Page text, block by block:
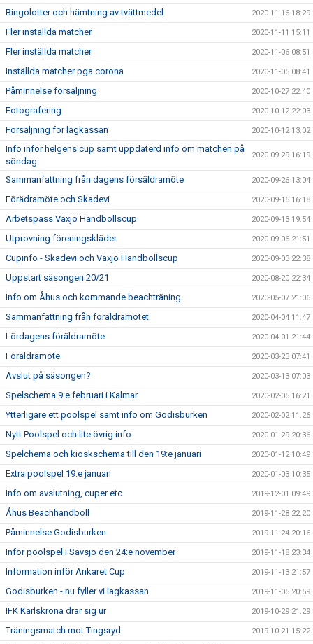
Bingolotter och hämtning av tvättmedel 2020-11-16 18:29
Fler inställda matcher 2020-11-11 15:11
Fler inställda matcher 2020-11-06 08:51
Inställda matcher pga corona 2020-11-05 08:41
Påminnelse försäljning 2020-10-27 22:40
Fotografering 2020-10-12 22:03
Försäljning för lagkassan 2020-10-12 13:02
Info inför helgens cup samt uppdaterd info om matchen på
söndag
2020-09-29 16:19
Sammanfattning från dagens försäldramöte 2020-09-26 13:04
Förädramöte och Skadevi 2020-09-16 16:18
Arbetspass Växjö Handbollscup 2020-09-13 19:54
Utprovning föreningskläder 2020-09-06 21:51
Cupinfo - Skadevi och Växjö Handbollscup 2020-09-03 22:38
Uppstart säsongen 20/21 2020-08-20 22:34
Info om Åhus och kommande beachträning 2020-05-07 21:06
Sammanfattning från föräldramötet 2020-04-04 11:47
Lördagens föräldramöte 2020-04-01 21:44
Föräldramöte 2020-03-23 07:41
Avslut på säsongen? 2020-03-13 07:03
Spelschema 9:e februari i Kalmar 2020-02-05 16:21
Ytterligare ett poolspel samt info om Godisburken 2020-02-02 11:26
Nytt Poolspel och lite övrig info 2020-01-29 20:36
Spelchema och kioskschema till den 19:e januari 2020-01-12 10:49
Extra poolspel 19:e januari 2020-01-03 10:35
Info om avslutning, cuper etc 2019-12-01 09:49
Åhus Beachhandboll 2019-11-28 22:20
Påminnelse Godisburken 2019-11-24 20:16
Inför poolspel i Sävsjö den 24:e november 2019-11-18 23:34
Information inför Ankaret Cup 2019-11-13 21:57
Godisburken - nu fyller vi lagkassan 2019-11-05 20:59
IFK Karlskrona drar sig ur 2019-10-29 21:29
Träningsmatch mot Tingsryd 2019-10-21 15:22